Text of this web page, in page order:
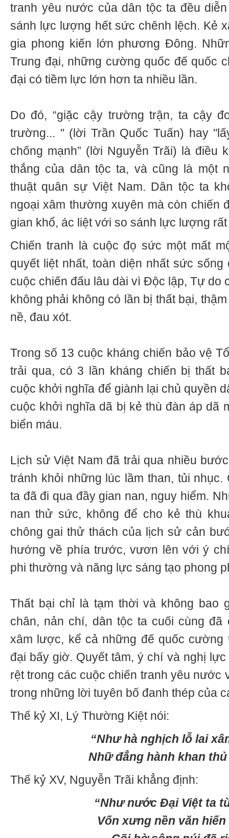
tranh yêu nước của dân tộc ta đều
sánh lực lượng hết sức chênh lệch. Kẻ
gia phong kiến lớn phương Đông.
Trung đại, những cường quốc đế quốc
đại có tiềm lực lớn hơn ta nhiều lần.
Do đó, “giặc cậy trường trận, ta cậy
trường... " (lời Trần Quốc Tuấn) hay
chống mạnh” (lời Nguyễn Trãi) là điều
thắng của dân tộc ta, và cũng là một
thuật quân sự Việt Nam. Dân tộc ta
ngoại xâm thường xuyên mà còn chiến
gian khổ, ác liệt với so sánh lực lượng
Chiến tranh là cuộc đọ sức một mất
quyết liệt nhất, toàn diện nhất sức sống
cuộc chiến đấu lâu dài vì Độc lập, Tự do
không phải không có lần bị thất bại,
nề, đau xót.
Trong số 13 cuộc kháng chiến bảo vệ
trải qua, có 3 lần kháng chiến bị thất
cuộc khởi nghĩa để giành lại chủ quyền
cuộc khởi nghĩa dã bị kẻ thù đàn áp dã
biển máu.
Lịch sử Việt Nam đã trải qua nhiều
tránh khỏi những lúc lầm than, tủi
ta đã đi qua đầy gian nan, nguy hiểm.
nan thử sức, không để cho kẻ thù
chông gai thử thách của lịch sử cản
hướng về phía trước, vươn lên với ý
phi thường và năng lực sáng tạo phong
Thất bại chỉ là tạm thời và không bao
chân, nản chí, dân tộc ta cuối cùng đã
xâm lược, kể cả những đế quốc cường
đại bấy giờ. Quyết tâm, ý chí và nghị
rệt trong các cuộc chiến tranh yêu nước
trong những lời tuyên bố đanh thép của
Thế kỷ XI, Lý Thường Kiệt nói:
“Như hà nghịch lỗ lai
Nhữ đẳng hành khan
Thế kỷ XV, Nguyễn Trãi khẳng định:
“Như nước Đại Việt ta
Vốn xưng nền văn hiến